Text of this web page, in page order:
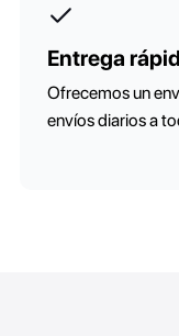
Entrega
Ofrecemos un
envíos diarios a